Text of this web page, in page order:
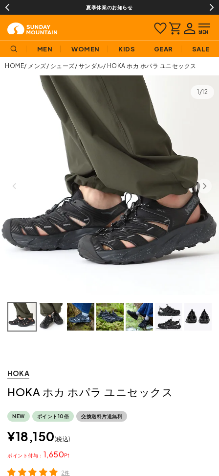
熊本地域地震の影響による配送遅延について
MEN WOMEN KIDS GEAR SALE
HOME メンズ シューズ サンダル HOKA ホカ ホパラ ユニセックス
1/12
HOKA
HOKA ホカ ホパラ ユニセックス
NEW ポイント10倍 交換送料片道無料
¥18,150 税込
1,650
ポイント
2件